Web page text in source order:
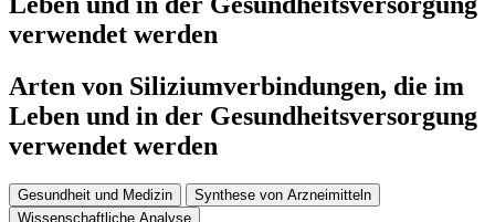
verwendet werden
Arten von Siliziumverbindungen, die im
Leben und in der Gesundheitsversorgung
verwendet werden
Gesundheit und Medizin
Synthese von Arzneimitteln
Wissenschaftliche Analyse